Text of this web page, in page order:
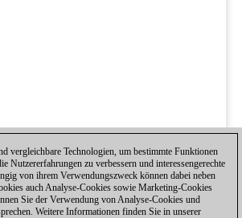
vergleichbare Technologien, um bestimmte Funktionen
Nutzererfahrungen zu verbessern und interessengerechte
von ihrem Verwendungszweck können dabei neben
auch Analyse-Cookies sowie Marketing-Cookies
Sie der Verwendung von Analyse-Cookies und
Weitere Informationen finden Sie in unserer